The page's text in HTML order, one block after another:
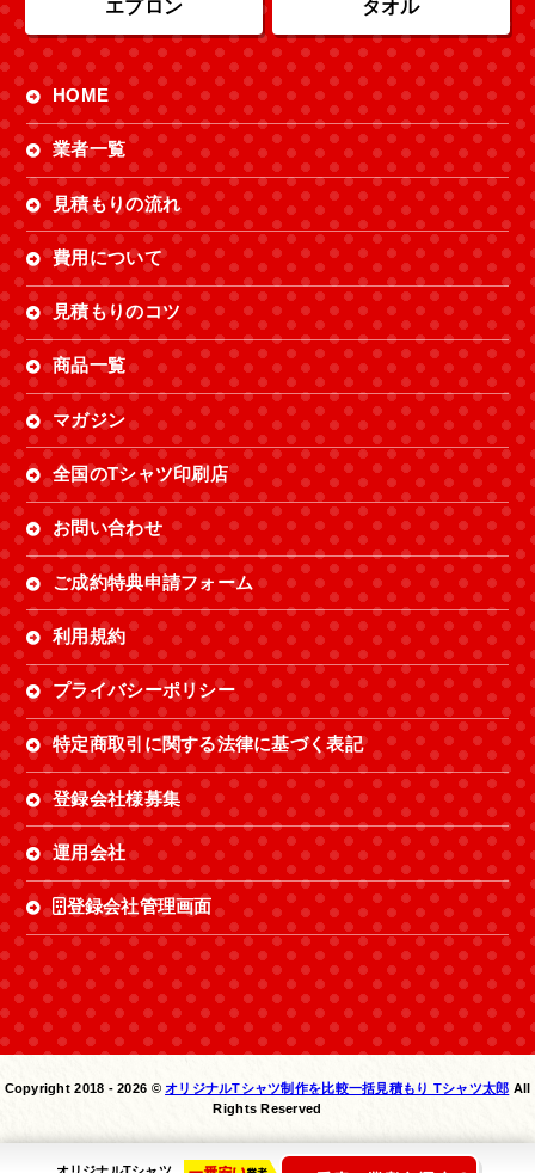
エプロン タオル
HOME
業者一覧
見積もりの流れ
費用について
見積もりのコツ
商品一覧
マガジン
全国のTシャツ印刷店
お問い合わせ
ご成約特典申請フォーム
利用規約
プライバシーポリシー
特定商取引に関する法律に基づく表記
登録会社様募集
運用会社
登録会社管理画面
Copyright 2018 -2026 © オリジナルTシャツ制作を比較一括見積もり Tシャツ太郎 All
Rights Reserved